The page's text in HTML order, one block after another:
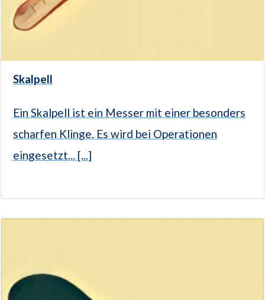
Skalpell
Ein Skalpell ist ein Messer mit einer besonders
scharfen Klinge. Es wird bei Operationen
eingesetzt... [...]